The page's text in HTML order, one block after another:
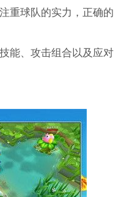
重球队的实力，正确的
能、攻击组合以及应对